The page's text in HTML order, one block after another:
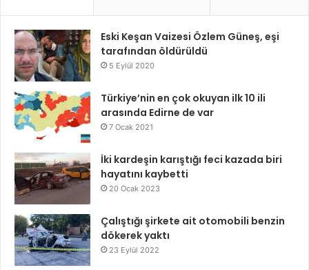
Eski Keşan Vaizesi Özlem Güneş, eşi
tarafından öldürüldü
5 Eylül 2020
Türkiye’nin en çok okuyan ilk 10 ili
arasında Edirne de var
7 Ocak 2021
İki kardeşin karıştığı feci kazada biri
hayatını kaybetti
20 Ocak 2023
Çalıştığı şirkete ait otomobili benzin
dökerek yaktı
23 Eylül 2022